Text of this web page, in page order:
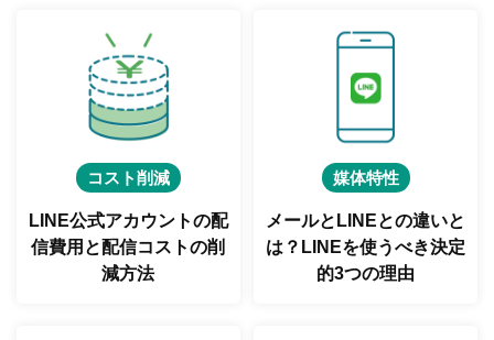
コスト削減
LINE公式アカウントの配
信費用と配信コストの削
減方法
媒体特性
メールとLINEとの違いと
は？ LINEを使うべき決定
的3つの理由